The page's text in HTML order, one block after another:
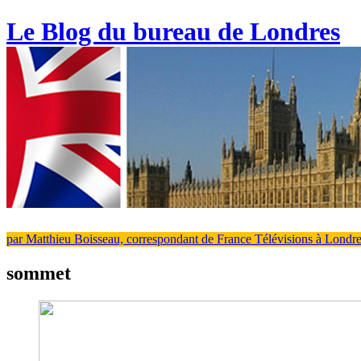
Le Blog du bureau de Londres
par Matthieu Boisseau, correspondant de France Télévisions à
sommet